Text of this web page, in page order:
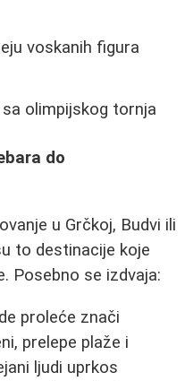
voskanih figura
olimpijskog tornja
do
u Grčkoj, Budvi ili
to destinacije koje
Posebno se izdvaja:
proleće znači
prelepe plaže i
ljudi uprkos